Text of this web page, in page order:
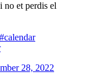
no et perdis el
#calendar
28, 2022